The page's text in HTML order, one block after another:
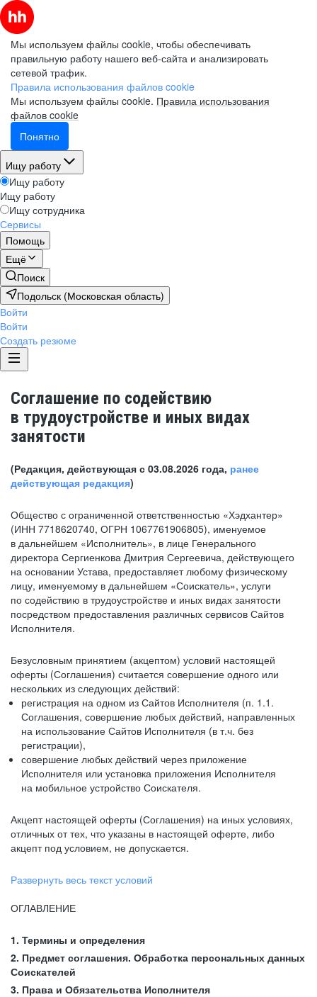
Мы используем файлы cookie, чтобы обеспечивать
правильную работу нашего веб-сайта и анализировать
сетевой трафик.
Правила использования файлов cookie
Мы используем файлы cookie. Правила использования
файлов cookie
Понятно
Ищу работу
Ищу работу
Ищу работу
Ищу сотрудника
Сервисы
Помощь
Ещё
Поиск
Подольск (Московская область)
Войти
Войти
Создать резюме
Соглашение по содействию
в трудоустройстве и иных видах
занятости
(Редакция, действующая с 03.08.2026 года, ранее
действующая редакция)
Общество с ограниченной ответственностью «Хэдхантер»
(ИНН 7718620740, ОГРН 1067761906805), именуемое
в дальнейшем «Исполнитель», в лице Генерального
директора Сергиенкова Дмитрия Сергеевича, действующего
на основании Устава, предоставляет любому физическому
лицу, именуемому в дальнейшем «Соискатель», услуги
по содействию в трудоустройстве и иных видах занятости
посредством предоставления различных сервисов Сайтов
Исполнителя.
Безусловным принятием (акцептом) условий настоящей
оферты (Соглашения) считается совершение одного или
нескольких из следующих действий:
регистрация на одном из Сайтов Исполнителя (п. 1.1.
Соглашения, совершение любых действий, направленных
на использование Сайтов Исполнителя (в т.ч. без
регистрации),
совершение любых действий через приложение
Исполнителя или установка приложения Исполнителя
на мобильное устройство Соискателя.
Акцепт настоящей оферты (Соглашения) на иных условиях,
отличных от тех, что указаны в настоящей оферте, либо
акцепт под условием, не допускается.
Развернуть весь текст условий
ОГЛАВЛЕНИЕ
1. Термины и определения
2. Предмет соглашения. Обработка персональных данных
Соискателей
3. Права и Обязательства Исполнителя